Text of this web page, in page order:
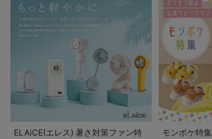
ELAiCE(エレス) 暑さ対策ファン特
モンポケ特集